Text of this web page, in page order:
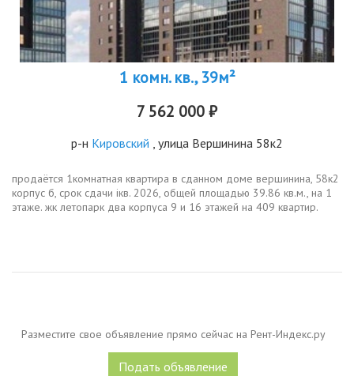
1 комн. кв., 39м²
7 562 000 ₽
р-н Кировский , улица Вершинина 58к2
продаётся 1комнатная квартира в сданном доме вершинина, 58к2
корпус б, срок сдачи iкв. 2026, общей площадью 39.86 кв.м., на 1
этаже. жк летопарк два корпуса 9 и 16 этажей на 409 квартир.
Разместите свое объявление прямо сейчас на Рент-Индекс.ру
Подать объявление